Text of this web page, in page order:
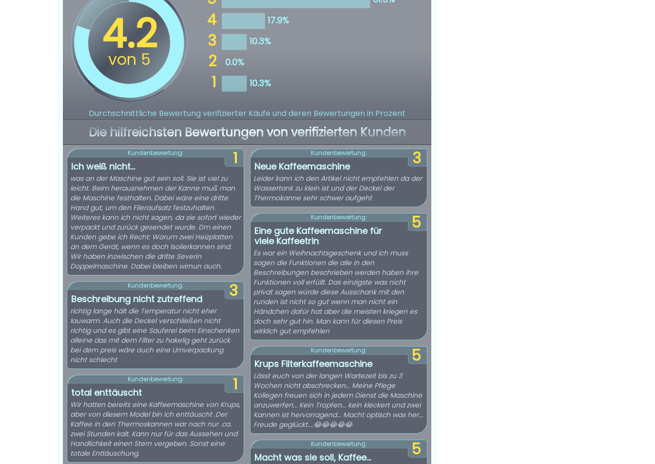
Durchschnittliche Bewertung verifizierter Käufe und deren Bewertungen in Prozent
Die hilfreichsten Bewertungen von verifizierten Kunden
1
Kundenbewertung:
Ich weiß nicht...
was an der Maschine gut sein soll. Sie ist viel zu
leicht. Beim herausnehmen der Kanne muß man
die Maschine festhalten. Dabei wäre eine dritte
Hand gut, um den Fileraufsatz festzuhalten.
Weiteres kann ich nicht sagen, da sie sofort wieder
verpackt und zurück gesendet wurde. Dm einen
Kunden gebe ich Recht: Warum zwei Heizplatten
an dem Gerät, wenn es doch Isolierkannen sind.
Wir haben inzwischen die dritte Severin
Doppelmaschine. Dabei bleiben wirnun auch.
3
Kundenbewertung:
Beschreibung nicht zutreffend
richtig lange hält die Temperatur nicht eher
lauwarm. Auch die Deckel verschließen nicht
richtig und es gibt eine Sauferei beim Einschenken
alleine das mit dem Filter zu hakelig geht zurück
bei dem preis wäre auch eine Umverpackung
nicht schlecht
1
Kundenbewertung:
total enttäuscht
Wir hatten bereits eine Kaffeemaschine von Krups,
aber von diesem Model bin ich enttäuscht .Der
Kaffee in den Thermoskannen war nach nur .ca.
zwei Stunden kalt. Kann nur für das Aussehen und
Handlichkeit einen Stern vergeben. Sonst eine
totale Enttäuschung.
3
Kundenbewertung:
Neue Kaffeemaschine
Leider kann ich den Artikel nicht empfehlen da der
Wassertank zu klein ist und der Deckel der
Thermokanne sehr schwer aufgeht
5
Kundenbewertung:
Eine gute Kaffeemaschine für
viele Kaffeetrin
Es war ein Weihnachtsgeschenk und ich muss
sagen die Funktionen die alle in den
Beschreibungen beschrieben werden haben ihre
Funktionen voll erfüllt. Das einzigste was nicht
privat sagen würde diese Ausschank mit den
runden ist nicht so gut wenn man nicht ein
Händchen dafür hat aber die meisten kriegen es
doch sehr gut hin. Man kann für diesen Preis
wirklich gut empfehlen
5
Kundenbewertung:
Krups Filterkaffeemaschine
Lässt euch von der langen Wartezeit bis zu 3
Wochen nicht abschrecken... Meine Pflege
Kollegen freuen sich in jedem Dienst die Maschine
anzuwerfen... Kein Tropfen... kein kleckert und zwei
Kannen ist hervorragend... Macht optisch was her...
Freude geglückt....😂😂😂😂😂
5
Kundenbewertung:
Macht was sie soll, Kaffee...